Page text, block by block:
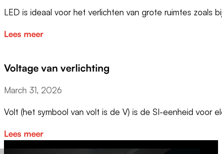
LED is ideaal voor het verlichten van grote ruimtes zoals
Lees meer
Voltage van verlichting
March 31, 2026
Volt (het symbool van volt is de V) is de SI-eenheid voor
Lees meer